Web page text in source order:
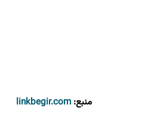
منبع:linkbegir.com